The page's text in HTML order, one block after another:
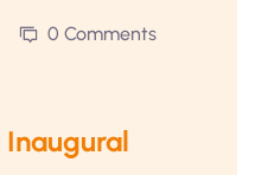
0 Comments